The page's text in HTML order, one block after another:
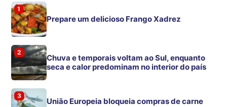
1
Prepare um delicioso Frango Xadrez
2
Chuva e temporais voltam ao Sul, enquanto
seca e calor predominam no interior do país
3
União Europeia bloqueia compras de carne